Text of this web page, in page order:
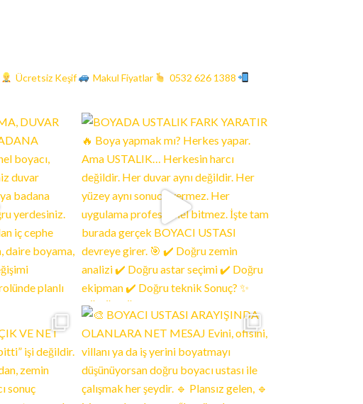
Ücretsiz Keşif Makul Fiyatlar 0532 626 1388